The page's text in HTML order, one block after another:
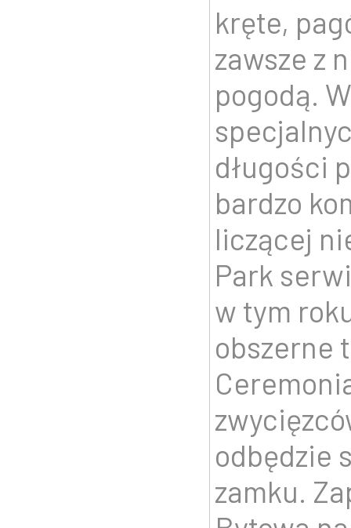
kręte,
zawsze z
pogodą.
długości
bardzo
liczącej
Park
w tym
obszerne
odbędzie
zamku.